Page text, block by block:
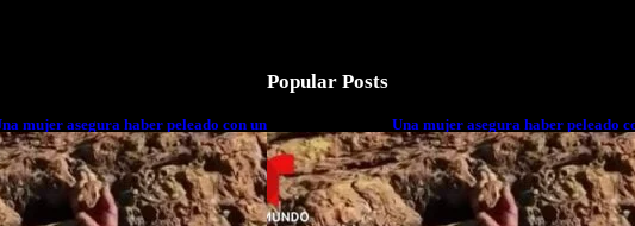
mujer asegura haber peleado con un
cuerpo a cuerpo
Popular Posts
Una mujer asegura haber peleado
extraterrestre cuerpo a cuerpo